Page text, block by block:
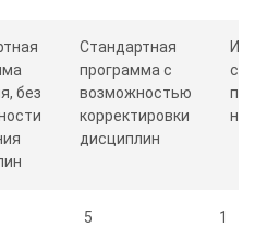
без
Стандартная
программа с
возможностью
корректировки
дисциплин
5
1